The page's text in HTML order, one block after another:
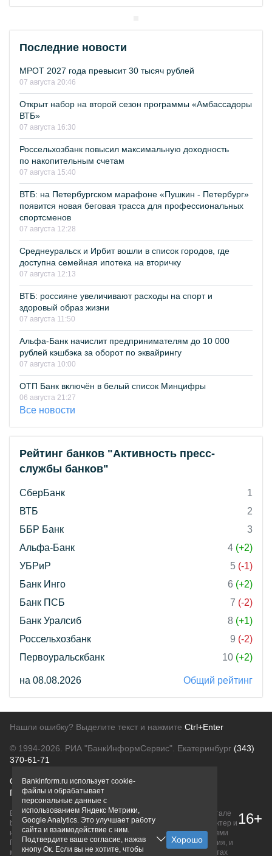
Последние новости
МРОТ 2027 года превысит 30 тысяч рублей
07 августа 20:46
Открыт набор на второй сезон программы «Амбассадоры
ВТБ»
07 августа 16:30
Россельхозбанк повысил максимальную доходность
по накопительным счетам
07 августа 15:40
ВТБ: на Петербургском марафоне «Пушкин - Петербург»
появится новая беговая трасса для профессиональных
спортсменов
07 августа 12:28
Среднеуральск и Ирбит вошли в список городов, где
доступна семейная ипотека на вторичку
07 августа 12:13
ВТБ: россияне увеличивают расходы на спорт и
здоровый образ жизни
07 августа 11:50
Альфа-Банк начислит предпринимателям до 10 000
рублей кэшбэка за оборот по эквайрингу
07 августа 10:00
ОТП Банк включён в белый список Минцифры
06 августа 21:27
Все новости
Рейтинг банков "Активность пресс-
службы банков"
СберБанк
1
ВТБ
2
ББР Банк
3
Альфа-Банк
4 (+2)
УБРиР
5 (-1)
Банк Инго
6 (+2)
Банк ПСБ
7 (-2)
Банк Уралсиб
8 (+1)
Россельхозбанк
9 (-2)
Первоуральскбанк
10 (+2)
на 08.08.2026 Общий рейтинг
Нашли ошибку? Выделите текст и нажмите Ctrl+Enter
© 1994-2026. РИА "БанкИнформСервис". Екатеринбург (343)
370-61-71
О проектеПолитика конфиденциальности
Правовая информацияДля рекламодателей
Вся информация о продуктах банков, размещенная на портале
bankinform.ru, носит исключительно ознакомительный характер и
не является публичной офертой, определяемой положениями
ГК РФ. Информация не содержит точного и полного описания, и
может быть изменена. Конечные условия уточняйте на сайтах
16+
Bankinform.ru использует cookie-
файлы и обрабатывает
персональные данные с
использованием Яндекс Метрики,
Google Analytics. Это улучшает работу
сайта и взаимодействие с ним.
Подтвердите ваше согласие, нажав
кнопу Ок. Если вы не хотите, чтобы